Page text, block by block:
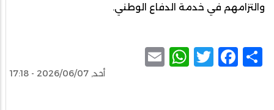
والتزامهم في خدمة الدفاع الوطني.
Share
Facebook
Twitter
WhatsApp
أحد, 2026/06/07 - 17:18